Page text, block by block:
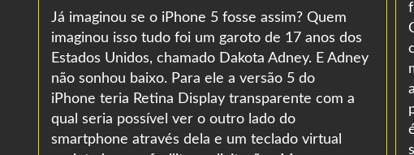
Já imaginou se o iPhone 5 fosse assim? Quem
imaginou isso tudo foi um garoto de 17 anos dos
Estados Unidos, chamado Dakota Adney. E Adney
não sonhou baixo. Para ele a versão 5 do
iPhone teria Retina Display transparente com a
qual seria possível ver o outro lado do
smartphone através dela e um teclado virtual